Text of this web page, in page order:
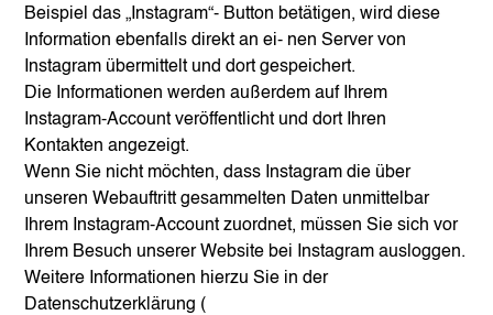
Beispiel das „Instagram“- Button betätigen, wird diese
Information ebenfalls direkt an ei- nen Server von
Instagram übermittelt und dort gespeichert.
Die Informationen werden außerdem auf Ihrem
Instagram-Account veröffentlicht und dort Ihren
Kontakten angezeigt.
Wenn Sie nicht möchten, dass Instagram die über
unseren Webauftritt gesammelten Daten unmittelbar
Ihrem Instagram-Account zuordnet, müssen Sie sich vor
Ihrem Besuch unserer Website bei Instagram ausloggen.
Weitere Informationen hierzu Sie in der
Datenschutzerklärung (